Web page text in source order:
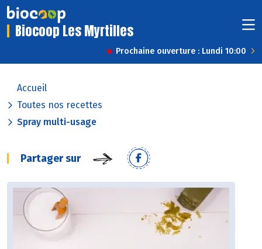
Biocoop Les Myrtilles
Prochaine ouverture : Lundi 10:00
Accueil
Toutes nos recettes
Spray multi-usage
Partager sur